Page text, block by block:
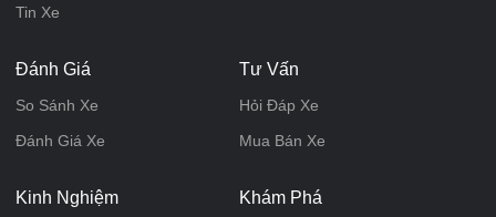
Tin Xe
Đánh Giá
So Sánh Xe
Đánh Giá Xe
Tư Vấn
Hỏi Đáp Xe
Mua Bán Xe
Kinh Nghiệm Khám Phá